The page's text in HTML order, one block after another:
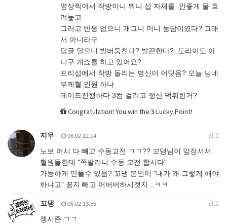
영상찍어서 작방이니 뭐니 섭 자체를 안좋게 물 흐
려놓고
그러고 반응 없으니 개그니 머니 농담이였다? 그래
서 아니라구
답글 달으니 발버둥친다? 발끈한다? 도라이도 아
니구 개쇼를 하고 있어요?
프리섭에서 작방 돌리는 병신이 어딧음? 오늘 님네
부케혈 인원 하나
레이드진행하다 3컴 걸리고 정산 먹튀한거?
Congratulation! You win the 3 Lucky Point!
지우 06.02 12:14 신고
노보 어시 다 빼고 수동교전 ㄱㄱ?? 꼬댕님이 앞장서서
혈원들한테 "쪽팔리니 수동 교전 합시다"
가능하게 만들수 있음? 꼬댕 본인이 "내가 왜 그렇게 해야
하냐고" 꽁지 빼고 어버버하시겟지 ..ㅋㅋ
꼬댕 06.02 13:55 신고
쟁시즌 ㄱㄱ